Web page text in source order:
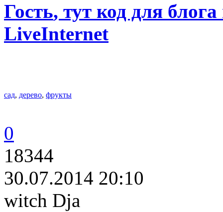
Гость, тут код для
LiveInternet
сад, дерево, фрукты
0
18344
30.07.2014 20:10
witch Dja